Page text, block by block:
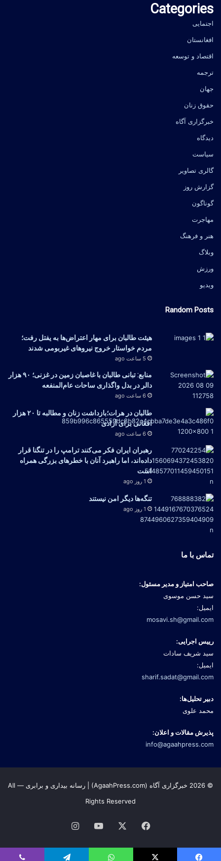
Categories
اجتمایی
افغانستان
اقتصاد و توسعه
ترجمه
جهان
حقوق زنان
خبرگزاری آگاه
دیدگاه
سیاست
گالری تصاویر
گزارش روز
گوناگون
مهاجرت
هنر و فرهنگ
وبلاگ
ورزش
ویدیو
Random Posts
هیئت طالبان برای مهار اعتراض‌ها به یفتل رفت؛
مردم خواستار خروج نیروهای غیربومی شدند
5 ساعت ago
منابع: تبانی طالبان با غاصبان زمین در غزنی؛ ۹۰ هزار
دالر در بدل واگذاری ساحات عام‌المنفعه
6 ساعت ago
طالبان در هرات؛بازداشت زنان و مطالبه تا ۲۰ هزار
افغانی برای آزادی
6 ساعت ago
رهبران ایران فکر می‌کنند ترامپ را در تنگنا قرار
داده‌اند، اما راهبرد آنان با خطرهای بزرگی همراه
است
1 روز ago
تنگه‌ها دیگر امن نیستند
1 روز ago
تماس با ما
صاحب امتیاز و مدیر مسئول:
سید حسن موسوی
ایمیل:
mosavi.sh@gmail.com
رییس اجرایی:
سید شریف سادات
ایمیل:
sharif.sadat@gmail.com
دبیر تحلیل‌ها:
محمد علوی
پذیرش مقالات و اعلان:
info@agaahpress.com
© 2026 خبرگزاری آگاه (AgaahPress.com) | رسانه بیداری و برابری — All
Rights Reserved
Facebook
YouTube
Instagram